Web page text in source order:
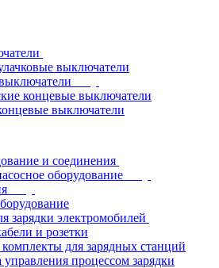
выключатели
концевые выключатели
выключатели
и соединения
оборудование
зарядки электромобилей
и розетки
для зарядных станций
управления процессом зарядки